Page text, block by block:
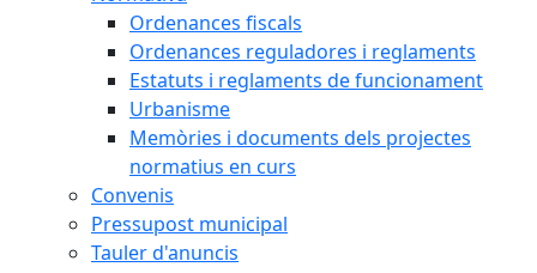
Ordenances fiscals
Ordenances reguladores i reglaments
Estatuts i reglaments de funcionament
Urbanisme
Memòries i documents dels projectes
normatius en curs
Convenis
Pressupost municipal
Tauler d'anuncis